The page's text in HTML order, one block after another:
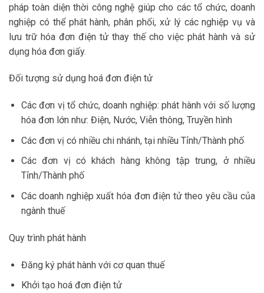
pháp toàn diện thời công nghệ giúp cho các tổ chức, doanh
nghiệp có thể phát hành, phân phối, xử lý các nghiệp vụ và
lưu trữ hóa đơn điện tử thay thế cho việc phát hành và sử
dụng hóa đơn giấy.
Đối tượng sử dụng hoá đơn điện tử
Các đơn vị tổ chức, doanh nghiệp: phát hành với số lượng
hóa đơn lớn như: Điện, Nước, Viễn thông, Truyền hình
Các đơn vị có nhiều chi nhánh, tại nhiều Tỉnh/Thành phố
Các đơn vị có khách hàng không tập trung, ở nhiều
Tỉnh/Thành phố
Các doanh nghiệp xuất hóa đơn điện tử theo yêu cầu của
ngành thuế
Quy trình phát hành
Đăng ký phát hành với cơ quan thuế
Khởi tạo hoá đơn điện tử